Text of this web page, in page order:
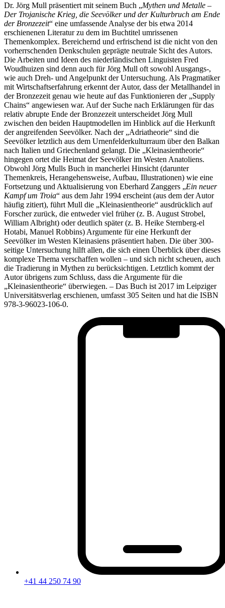
Dr. Jörg Mull präsentiert mit seinem Buch „Mythen und Metalle –
Der Trojanische Krieg, die Seevölker und der Kulturbruch am Ende
der Bronzezeit“ eine umfassende Analyse der bis etwa 2014
erschienenen Literatur zu dem im Buchtitel umrissenen
Themenkomplex. Bereichernd und erfrischend ist die nicht von den
vorherrschenden Denkschulen geprägte neutrale Sicht des Autors.
Die Arbeiten und Ideen des niederländischen Linguisten Fred
Woudhuizen sind denn auch für Jörg Mull oft sowohl Ausgangs-,
wie auch Dreh- und Angelpunkt der Untersuchung. Als Pragmatiker
mit Wirtschaftserfahrung erkennt der Autor, dass der Metallhandel in
der Bronzezeit genau wie heute auf das Funktionieren der „Supply
Chains“ angewiesen war. Auf der Suche nach Erklärungen für das
relativ abrupte Ende der Bronzezeit unterscheidet Jörg Mull
zwischen den beiden Hauptmodellen im Hinblick auf die Herkunft
der angreifenden Seevölker. Nach der „Adriatheorie“ sind die
Seevölker letztlich aus dem Urnenfelderkulturraum über den Balkan
nach Italien und Griechenland gelangt. Die „Kleinasientheorie“
hingegen ortet die Heimat der Seevölker im Westen Anatoliens.
Obwohl Jörg Mulls Buch in mancherlei Hinsicht (darunter
Themenkreis, Herangehensweise, Aufbau, Illustrationen) wie eine
Fortsetzung und Aktualisierung von Eberhard Zanggers „Ein neuer
Kampf um Troia“ aus dem Jahr 1994 erscheint (aus dem der Autor
häufig zitiert), führt Mull die „Kleinasientheorie“ ausdrücklich auf
Forscher zurück, die entweder viel früher (z. B. August Strobel,
William Albright) oder deutlich später (z. B. Heike Sternberg-el
Hotabi, Manuel Robbins) Argumente für eine Herkunft der
Seevölker im Westen Kleinasiens präsentiert haben. Die über 300-
seitige Untersuchung hilft allen, die sich einen Überblick über dieses
komplexe Thema verschaffen wollen – und sich nicht scheuen, auch
die Tradierung in Mythen zu berücksichtigen. Letztlich kommt der
Autor übrigens zum Schluss, dass die Argumente für die
„Kleinasientheorie“ überwiegen. – Das Buch ist 2017 im Leipziger
Universitätsverlag erschienen, umfasst 305 Seiten und hat die ISBN
978-3-96023-106-0.
+41 44 250 74 90